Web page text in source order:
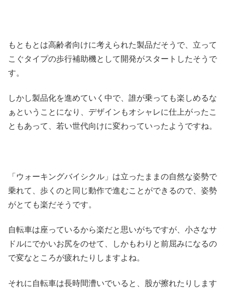
もともとは高齢者向けに考えられた製品だそうで、立って
こぐタイプの歩行補助機として開発がスタートしたそうで
す。
しかし製品化を進めていく中で、誰が乗っても楽しめるな
ぁということになり、デザインもオシャレに仕上がったこ
ともあって、若い世代向けに変わっていったようですね。
「ウォーキングバイシクル」は立ったままの自然な姿勢で
乗れて、歩くのと同じ動作で進むことができるので、姿勢
がとても楽だそうです。
自転車は座っているから楽だと思いがちですが、小さなサ
ドルにでかいお尻をのせて、しかもわりと前屈みになるの
で変なところが疲れたりしますよね。
それに自転車は長時間漕いでいると、股が擦れたりします